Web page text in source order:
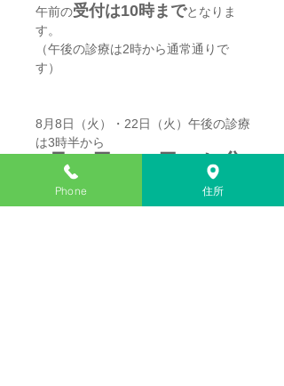
午前の受付は10時までとなりま
す。
（午後の診療は2時から通常通りで
す）
8月8日（火）・22日（火）午後の診療
は3時半から
8月14日〜16日　お盆
休み
Phone 住所